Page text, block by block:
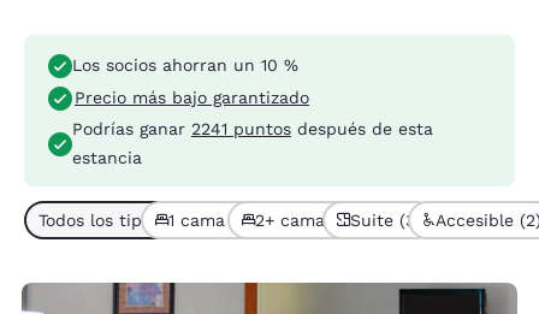
Los socios ahorran un 10 %
Precio más bajo garantizado
Podrías ganar 2241 puntos después de esta
estancia
Todos los tipos de habitación (6)
1 cama (5)2+ camas (1)Suite (3) Accesible